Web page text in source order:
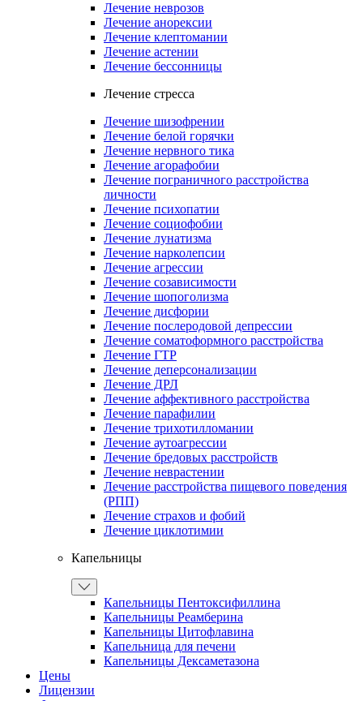
Лечение неврозов
Лечение анорексии
Лечение клептомании
Лечение астении
Лечение бессонницы
Лечение стресса
Лечение шизофрении
Лечение белой горячки
Лечение нервного тика
Лечение агорафобии
Лечение пограничного расстройства
личности
Лечение психопатии
Лечение социофобии
Лечение лунатизма
Лечение нарколепсии
Лечение агрессии
Лечение созависимости
Лечение шопоголизма
Лечение дисфории
Лечение послеродовой депрессии
Лечение соматоформного расстройства
Лечение ГТР
Лечение деперсонализации
Лечение ДРЛ
Лечение аффективного расстройства
Лечение парафилии
Лечение трихотилломании
Лечение аутоагрессии
Лечение бредовых расстройств
Лечение неврастении
Лечение расстройства пищевого поведения
(РПП)
Лечение страхов и фобий
Лечение циклотимии
Капельницы
Капельницы Пентоксифиллина
Капельницы Реамберина
Капельницы Цитофлавина
Капельница для печени
Капельницы Дексаметазона
Цены
Лицензии